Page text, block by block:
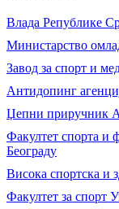
Влада Републике
Министарство
Завод за спорт и
Антидопинг
Џепни приручник
Факултет спорта и
Београду
Висока спортска и
Факултет за спорт